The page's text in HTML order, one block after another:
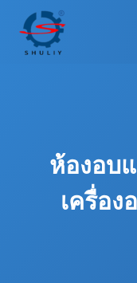
content
ห้องอบ
เครื่อ